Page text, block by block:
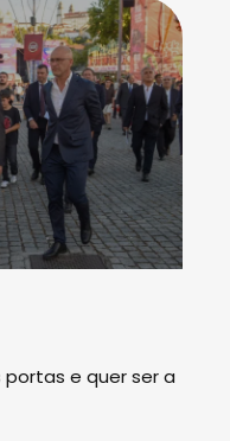
portas e quer ser a